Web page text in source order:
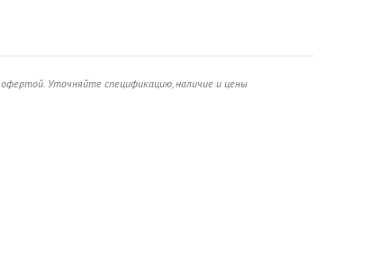
Уточняйте спецификацию, наличие и цены